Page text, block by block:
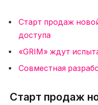
Старт продаж
доступа
«GRIM» ждут
Совместная
Старт продаж